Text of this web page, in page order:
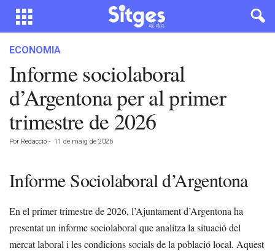
ECONOMIA
Informe sociolaboral
d’Argentona per al primer
trimestre de 2026
Por Redacció - 11 de maig de 2026
Informe Sociolaboral d’Argentona
En el primer trimestre de 2026, l’Ajuntament d’Argentona ha
presentat un informe sociolaboral que analitza la situació del
mercat laboral i les condicions socials de la població local. Aquest